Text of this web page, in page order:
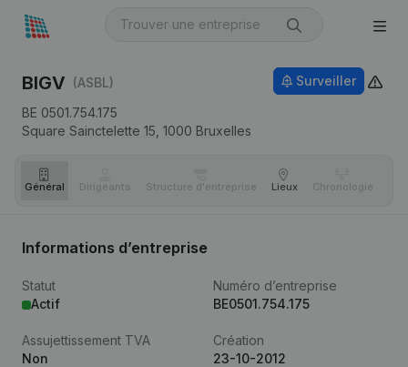
BIGV (ASBL)
BE 0501.754.175
Square Sainctelette 15, 1000 Bruxelles
Surveiller
Général Dirigeants Structure d'entreprise Lieux Chronologie
Informations d’entreprise
Statut
Actif
Numéro d’entreprise
BE0501.754.175
Assujettissement TVA
Non
Création
23-10-2012